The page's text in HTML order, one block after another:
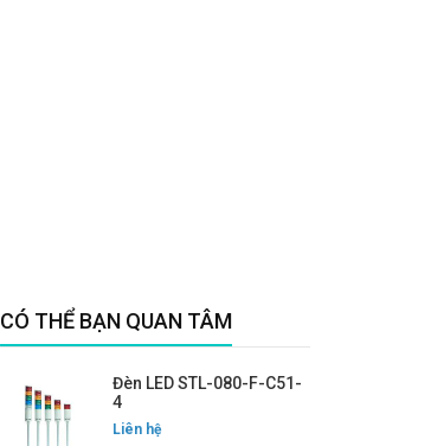
CÓ THỂ BẠN QUAN TÂM
Đèn LED STL-080-F-C51-
4
Liên hệ